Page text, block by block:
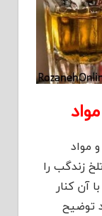
مواد
زندگب را
آن کنار
توضیح